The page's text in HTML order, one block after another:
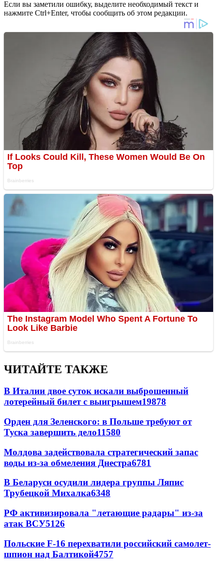
Если вы заметили ошибку, выделите необходимый текст и
нажмите Ctrl+Enter, чтобы сообщить об этом редакции.
ЧИТАЙТЕ ТАКЖЕ
В Италии двое суток искали выброшенный
лотерейный билет с выигрышем19878
Орден для Зеленского: в Польше требуют от
Туска завершить дело11580
Молдова задействовала стратегический запас
воды из-за обмеления Днестра6781
В Беларуси осудили лидера группы Ляпис
Трубецкой Михалка6348
РФ активизировала "летающие радары" из-за
атак ВСУ5126
Польские F-16 перехватили российский самолет-
шпион над Балтикой4757